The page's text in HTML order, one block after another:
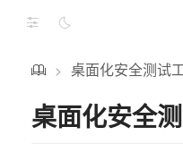
> 桌面化安全测试
桌面化安全